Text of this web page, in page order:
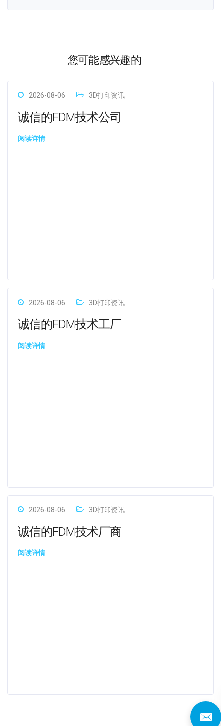
您可能感兴趣的
2026-08-06 3D打印资讯
诚信的FDM技术公司
阅读详情
2026-08-06 3D打印资讯
诚信的FDM技术工厂
阅读详情
2026-08-06 3D打印资讯
诚信的FDM技术厂商
阅读详情